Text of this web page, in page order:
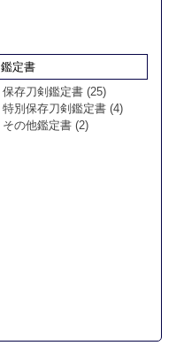
鑑定書
保存刀剣鑑定書 (25)
特別保存刀剣鑑定書 (4)
その他鑑定書 (2)